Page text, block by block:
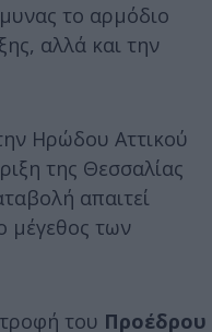
το αρμόδιο
αλλά και την
Ηρώδου Αττικού
της Θεσσαλίας
απαιτεί
μέγεθος των
του Προέδρου